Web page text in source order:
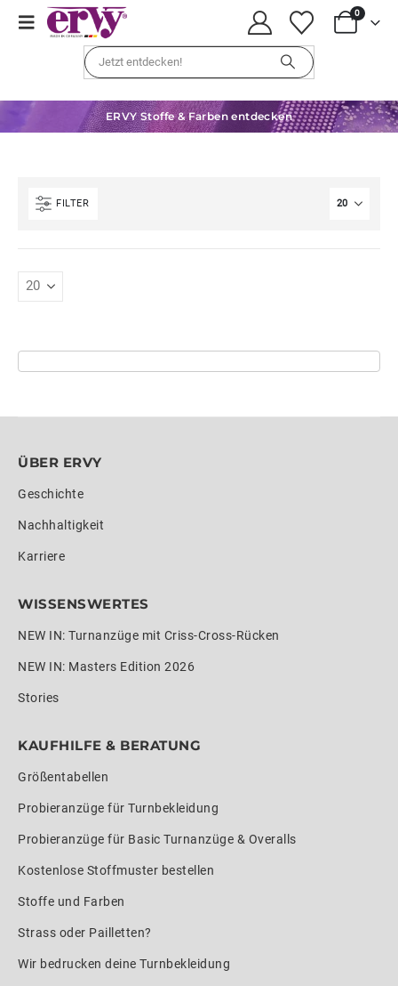
0
ERVY Stoffe & Farben entdecken
FILTER
ÜBER ERVY
Geschichte
Nachhaltigkeit
Karriere
WISSENSWERTES
NEW IN: Turnanzüge mit Criss-Cross-Rücken
NEW IN: Masters Edition 2026
Stories
KAUFHILFE & BERATUNG
Größentabellen
Probieranzüge für Turnbekleidung
Probieranzüge für Basic Turnanzüge & Overalls
Kostenlose Stoffmuster bestellen
Stoffe und Farben
Strass oder Pailletten?
Wir bedrucken deine Turnbekleidung